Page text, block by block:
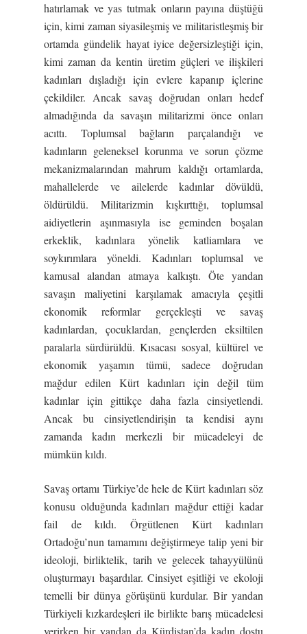
hatırlamak ve yas tutmak onların payına düştüğü
için, kimi zaman siyasileşmiş ve militaristleşmiş bir
ortamda gündelik hayat iyice değersizleştiği için,
kimi zaman da kentin üretim güçleri ve ilişkileri
kadınları dışladığı için evlere kapanıp içlerine
çekildiler. Ancak savaş doğrudan onları hedef
almadığında da savaşın militarizmi önce onları
acıttı. Toplumsal bağların parçalandığı ve
kadınların geleneksel korunma ve sorun çözme
mekanizmalarından mahrum kaldığı ortamlarda,
mahallelerde ve ailelerde kadınlar dövüldü,
öldürüldü. Militarizmin kışkırttığı, toplumsal
aidiyetlerin aşınmasıyla ise geminden boşalan
erkeklik, kadınlara yönelik katliamlara ve
soykırımlara yöneldi. Kadınları toplumsal ve
kamusal alandan atmaya kalkıştı. Öte yandan
savaşın maliyetini karşılamak amacıyla çeşitli
ekonomik reformlar gerçekleşti ve savaş
kadınlardan, çocuklardan, gençlerden eksiltilen
paralarla sürdürüldü. Kısacası sosyal, kültürel ve
ekonomik yaşamın tümü, sadece doğrudan
mağdur edilen Kürt kadınları için değil tüm
kadınlar için gittikçe daha fazla cinsiyetlendi.
Ancak bu cinsiyetlendirişin ta kendisi aynı
zamanda kadın merkezli bir mücadeleyi de
mümkün kıldı.
Savaş ortamı Türkiye’de hele de Kürt kadınları söz
konusu olduğunda kadınları mağdur ettiği kadar
fail de kıldı. Örgütlenen Kürt kadınları
Ortadoğu’nun tamamını değiştirmeye talip yeni bir
ideoloji, birliktelik, tarih ve gelecek tahayyülünü
oluşturmayı başardılar. Cinsiyet eşitliği ve ekoloji
temelli bir dünya görüşünü kurdular. Bir yandan
Türkiyeli kızkardeşleri ile birlikte barış mücadelesi
verirken bir yandan da Kürdistan’da kadın dostu